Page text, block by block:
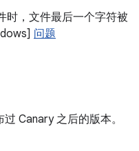
时，文件最后一个字符被
问题
过 Canary 之后的版本。